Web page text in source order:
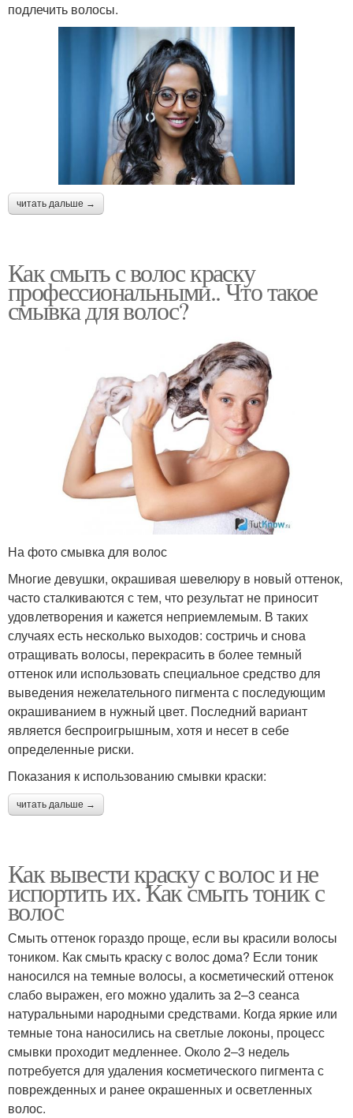
подлечить волосы.
читать дальше →
Как смыть с волос краску
профессиональными.. Что такое
смывка для волос?
На фото смывка для волос
Многие девушки, окрашивая шевелюру в новый оттенок,
часто сталкиваются с тем, что результат не приносит
удовлетворения и кажется неприемлемым. В таких
случаях есть несколько выходов: состричь и снова
отращивать волосы, перекрасить в более темный
оттенок или использовать специальное средство для
выведения нежелательного пигмента с последующим
окрашиванием в нужный цвет. Последний вариант
является беспроигрышным, хотя и несет в себе
определенные риски.
Показания к использованию смывки краски:
читать дальше →
Как вывести краску с волос и не
испортить их. Как смыть тоник с
волос
Смыть оттенок гораздо проще, если вы красили волосы
тоником. Как смыть краску с волос дома? Если тоник
наносился на темные волосы, а косметический оттенок
слабо выражен, его можно удалить за 2–3 сеанса
натуральными народными средствами. Когда яркие или
темные тона наносились на светлые локоны, процесс
смывки проходит медленнее. Около 2‒3 недель
потребуется для удаления косметического пигмента с
поврежденных и ранее окрашенных и осветленных
волос.